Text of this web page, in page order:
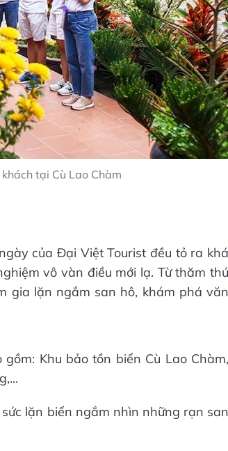
tại Cù Lao Chàm
của Đại Việt Tourist đều tỏ ra khá
vô vàn điều mới lạ. Từ thăm thú
gia lặn ngắm san hô, khám phá văn
Khu bảo tồn biển Cù Lao Chàm,
lặn biển ngắm nhìn những rạn san